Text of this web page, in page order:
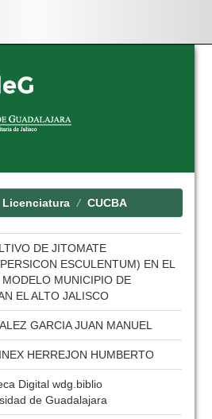
Licenciatura CUCBA
DE JITOMATE
ESCULENTUM) EN EL
MODELO MUNICIPIO DE
EL ALTO JALISCO
GARCIA JUAN MANUEL
HERREJON HUMBERTO
Digital wdg.biblio
de Guadalajara